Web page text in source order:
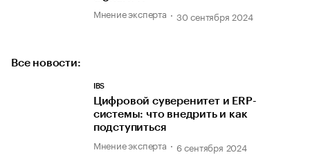
Мнение эксперта 30 сентября 2024
Все новости:
IBS
Цифровой суверенитет и ERP-
системы: что внедрить и как
подступиться
Мнение эксперта 6 сентября 2024